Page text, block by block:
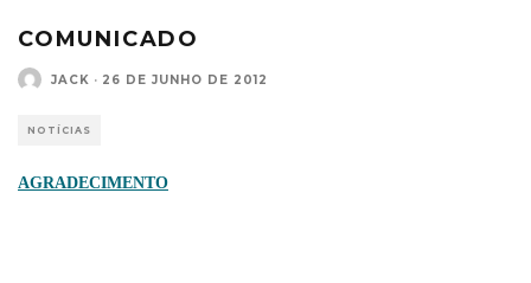
COMUNICADO
JACK · 26 DE JUNHO DE 2012
NOTÍCIAS
AGRADECIMENTO